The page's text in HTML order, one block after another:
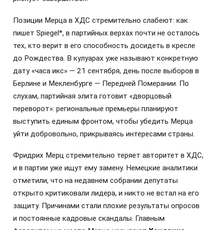
Позиции Мерца в ХДС стремительно слабеют: как
пишет Spiegel*, в партийных верхах почти не осталось
тех, кто верит в его способность досидеть в кресле
до Рождества. В кулуарах уже называют конкретную
дату «часа икс» — 21 сентября, день после выборов в
Берлине и Мекленбурге — Передней Померании. По
слухам, партийная элита готовит «дворцовый
переворот»: региональные премьеры планируют
выступить единым фронтом, чтобы убедить Мерца
уйти добровольно, прикрываясь интересами страны.
Фридрих Мерц стремительно теряет авторитет в ХДС,
и в партии уже ищут ему замену. Немецкие аналитики
отметили, что на недавнем собрании депутаты
открыто критиковали лидера, и никто не встал на его
защиту. Причинами стали плохие результаты опросов
и постоянные кадровые скандалы. Главным